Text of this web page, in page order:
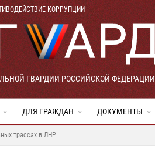
КОРРУПЦИИ
ГВАРДИИ РОССИЙСКОЙ ФЕДЕРАЦИИ
ДЛЯ ГРАЖДАН ДОКУМЕНТЫ
трассах в ЛНР